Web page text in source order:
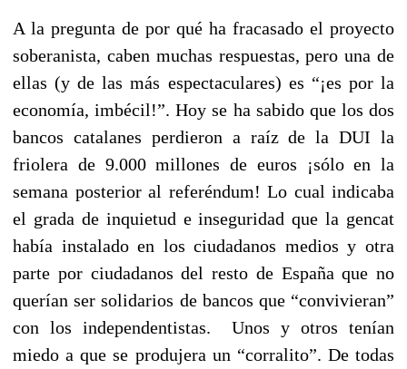
A la pregunta de por qué ha fracasado el proyecto
soberanista, caben muchas respuestas, pero una de
ellas (y de las más espectaculares) es “¡es por la
economía, imbécil!”. Hoy se ha sabido que los dos
bancos catalanes perdieron a raíz de la DUI la
friolera de 9.000 millones de euros ¡sólo en la
semana posterior al referéndum! Lo cual indicaba
el grada de inquietud e inseguridad que la gencat
había instalado en los ciudadanos medios y otra
parte por ciudadanos del resto de España que no
querían ser solidarios de bancos que “convivieran”
con los independentistas. Unos y otros tenían
miedo a que se produjera un “corralito”. De todas